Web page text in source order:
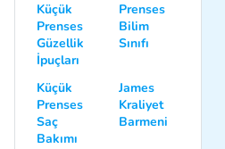
Küçük
Prenses
Güzellik
İpuçları
Prenses
Bilim
Sınıfı
Küçük
Prenses
Saç
Bakımı
James
Kraliyet
Barmeni